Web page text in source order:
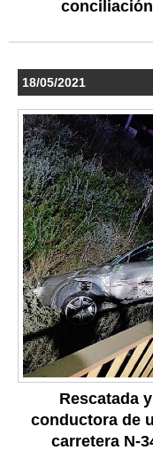
18/05/2021
Rescatada
conductora de
carretera N-